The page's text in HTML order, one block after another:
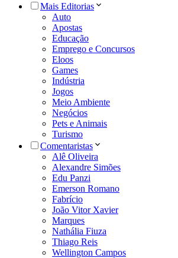
Mais Editorias
Auto
Apostas
Educação
Emprego e Concursos
Eloos
Games
Indústria
Jogos
Meio Ambiente
Negócios
Pets e Animais
Turismo
Comentaristas
Alê Oliveira
Alexandre Simões
Edu Panzi
Emerson Romano
Fabrício
João Vitor Xavier
Marques
Nathália Fiuza
Thiago Reis
Wellington Campos